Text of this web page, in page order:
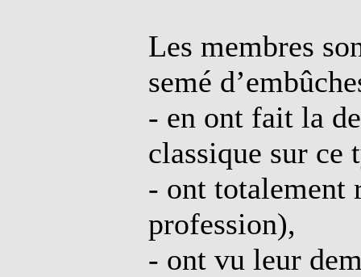
Les membres
semé
- en ont fait la
classique sur ce
- ont
profession),
- ont vu leur